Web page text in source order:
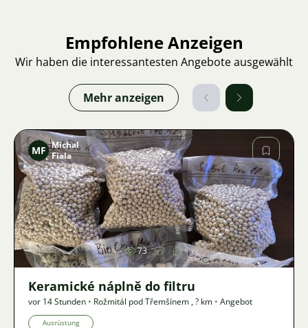
Empfohlene Anzeigen
Wir haben die interessantesten Angebote ausgewählt
Mehr anzeigen
Bild
MF Michal
Fiala
73
Keramické náplně do filtru
vor 14 Stunden • Rožmitál pod Třemšínem ,? km • Angebot
Ausrüstung